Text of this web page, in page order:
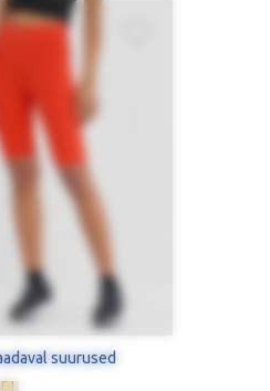
suurused